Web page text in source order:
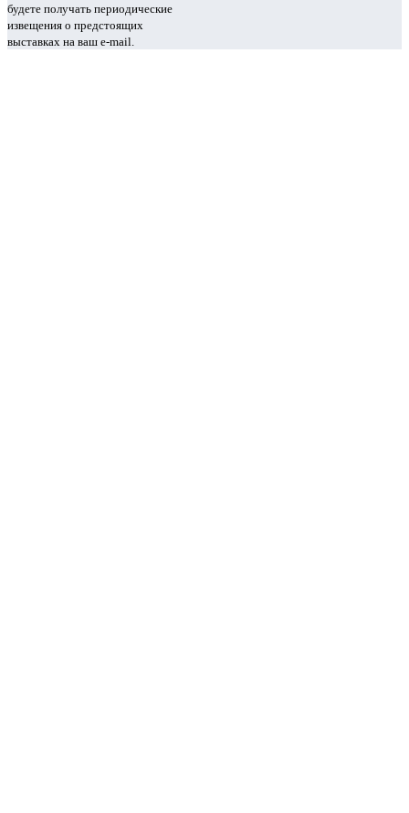
будете получать периодические
извещения о предстоящих
выставках на ваш e-mail.